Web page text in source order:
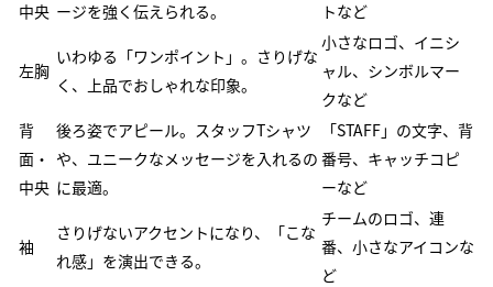
中央 ージを強く伝えられる。
トなど
左胸
いわゆる「ワンポイント」。さりげな
く、上品でおしゃれな印象。
小さなロゴ、イニシ
ャル、シンボルマー
クなど
背
面・
中央
後ろ姿でアピール。スタッフTシャツ
や、ユニークなメッセージを入れるの
に最適。
「STAFF」の文字、背
番号、キャッチコピ
ーなど
袖
さりげないアクセントになり、「こな
れ感」を演出できる。
チームのロゴ、連
番、小さなアイコンな
ど